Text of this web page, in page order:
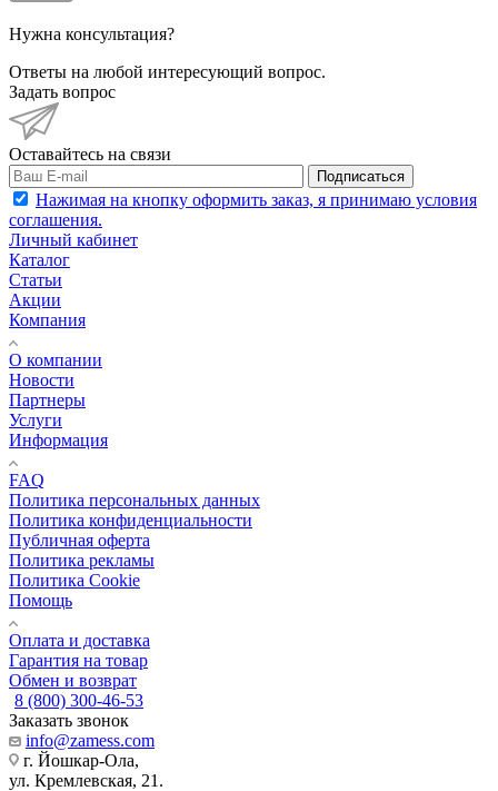
Нужна консультация?
Ответы на любой интересующий вопрос.
Задать вопрос
Оставайтесь на связи
Подписаться
Нажимая на кнопку оформить заказ, я принимаю условия
соглашения.
Личный кабинет
Каталог
Статьи
Акции
Компания
О компании
Новости
Партнеры
Услуги
Информация
FAQ
Политика персональных данных
Политика конфиденциальности
Публичная оферта
Политика рекламы
Политика Cookie
Помощь
Оплата и доставка
Гарантия на товар
Обмен и возврат
8 (800) 300-46-53
Заказать звонок
info@zamess.com
г. Йошкар-Ола,
ул. Кремлевская, 21.